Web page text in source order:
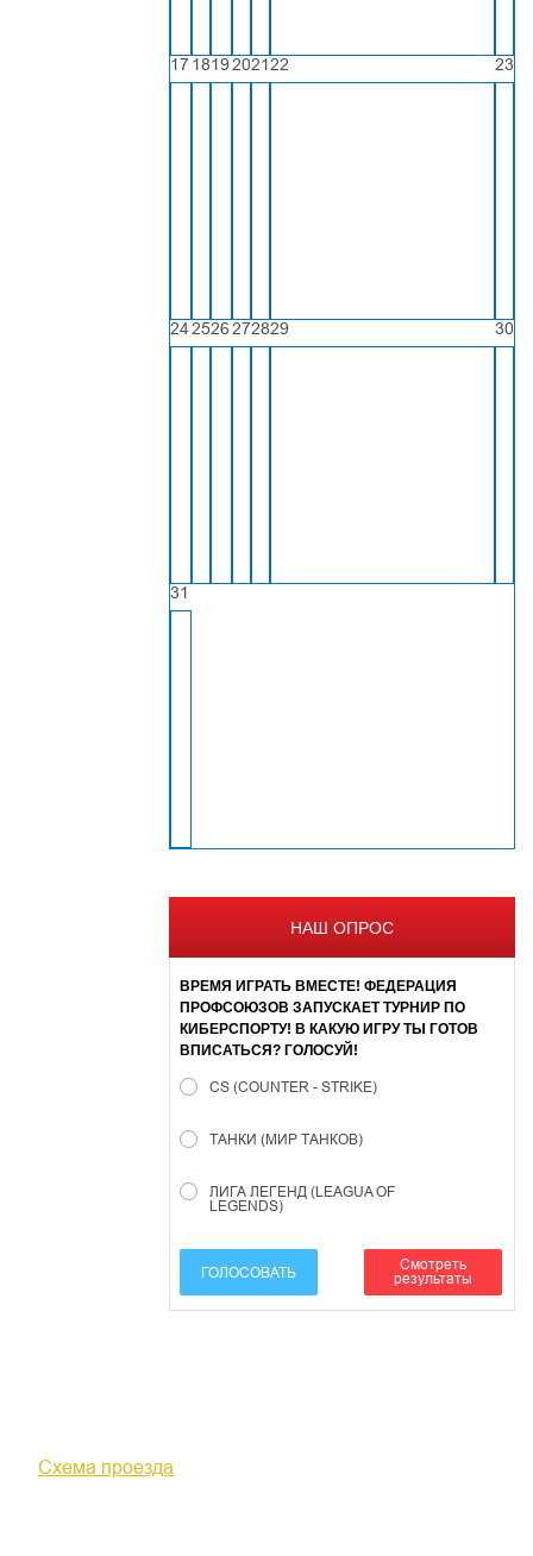
171819202122 23
242526272829 30
31
НАШ ОПРОС
ВРЕМЯ ИГРАТЬ ВМЕСТЕ! ФЕДЕРАЦИЯ
ПРОФСОЮЗОВ ЗАПУСКАЕТ ТУРНИР ПО
КИБЕРСПОРТУ! В КАКУЮ ИГРУ ТЫ ГОТОВ
ВПИСАТЬСЯ? ГОЛОСУЙ!
CS (COUNTER - STRIKE)
ТАНКИ (МИР ТАНКОВ)
ЛИГА ЛЕГЕНД (LEAGUA OF
LEGENDS)
ГОЛОСОВАТЬ
Смотреть
результаты
Схема проезда